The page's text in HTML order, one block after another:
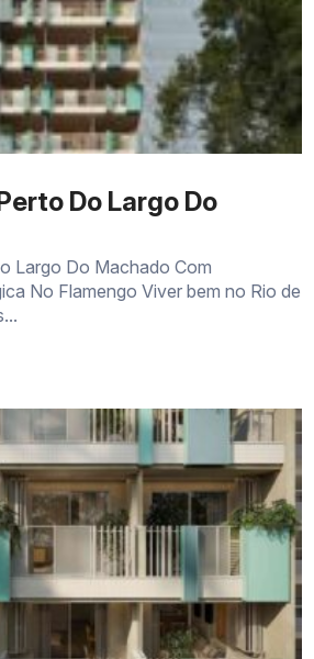
e externa
Do Largo Do
Largo Do Machado Com
No Flamengo Viver bem no Rio de